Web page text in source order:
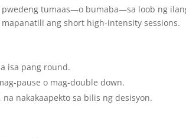
pwedeng tumaas—o bumaba—sa loob ng
ang short high‑intensity sessions.
isa pang round.
pause o mag-double down.
nakakaapekto sa bilis ng desisyon.